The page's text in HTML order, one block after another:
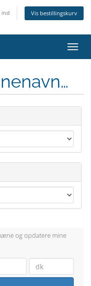
ind Vis bestillingskurv
Skift
og opdatere mine